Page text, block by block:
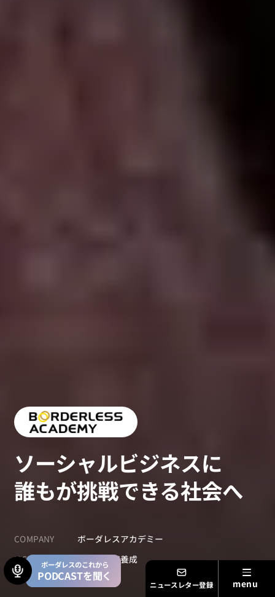
ニュースレター登録
ボーダレスのこれから
PODCASTを聞く
ソーシャルビジネスに
誰もが挑戦できる社会へ
COMPANY
ボーダレスアカデミー
ISSUE
社会起業家養成